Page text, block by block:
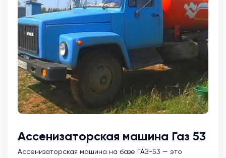
Ассенизаторская машина Газ 53
Ассенизаторская машина на базе ГАЗ-53 — это